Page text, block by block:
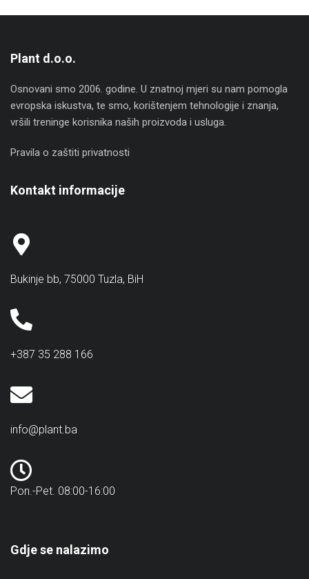
Plant d.o.o.
Osnovani smo 2006. godine. U znatnoj mjeri su nam pomogla
evropska iskustva, te smo, korištenjem tehnologije i znanja,
vršili treninge korisnika naših proizvoda i usluga.
Pravila o zaštiti privatnosti
Kontakt informacije
Bukinje bb, 75000 Tuzla, BiH
+387 35 288 166
info@plant.ba
Pon.-Pet. 08:00-16:00
Gdje se nalazimo